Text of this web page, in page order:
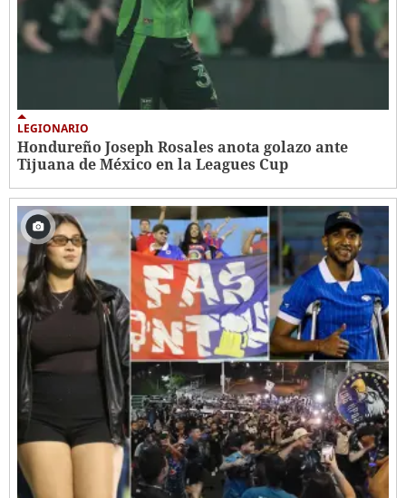
LEGIONARIO
Hondureño Joseph Rosales anota golazo ante
Tijuana de México en la Leagues Cup